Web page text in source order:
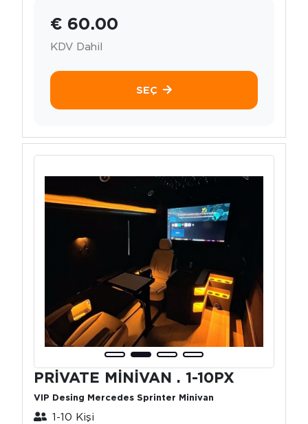
€ 60.00
KDV Dahil
SEÇ
PRİVATE MİNİVAN . 1-10PX
VIP Desing Mercedes Sprinter Minivan
1-10 Kişi